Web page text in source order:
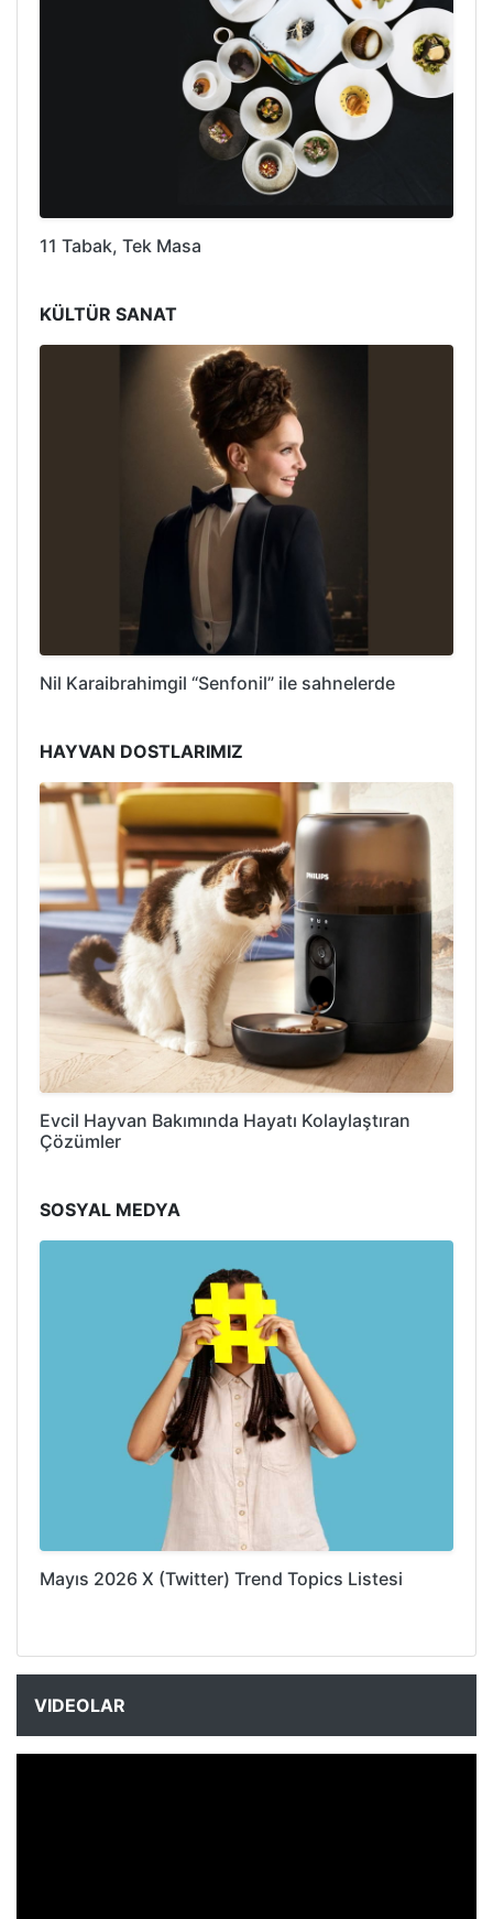
11 Tabak, Tek Masa
KÜLTÜR SANAT
Nil Karaibrahimgil “Senfonil” ile sahnelerde
HAYVAN DOSTLARIMIZ
Evcil Hayvan Bakımında Hayatı Kolaylaştıran
Çözümler
SOSYAL MEDYA
Mayıs 2026 X (Twitter) Trend Topics Listesi
VIDEOLAR